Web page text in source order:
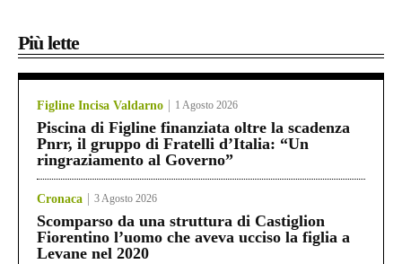
Più lette
Figline Incisa Valdarno 1 Agosto 2026
Piscina di Figline finanziata oltre la scadenza
Pnrr, il gruppo di Fratelli d’Italia: “Un
ringraziamento al Governo”
Cronaca 3 Agosto 2026
Scomparso da una struttura di Castiglion
Fiorentino l’uomo che aveva ucciso la figlia a
Levane nel 2020